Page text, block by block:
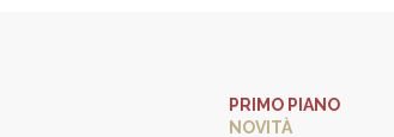
PRIMO PIANO
NOVITÀ